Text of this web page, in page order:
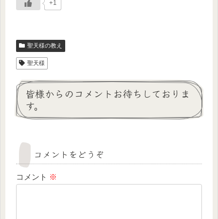
+1
聖天様の教え
聖天様
皆様からのコメントお待ちしておりま
す。
コメントをどうぞ
コメント ※